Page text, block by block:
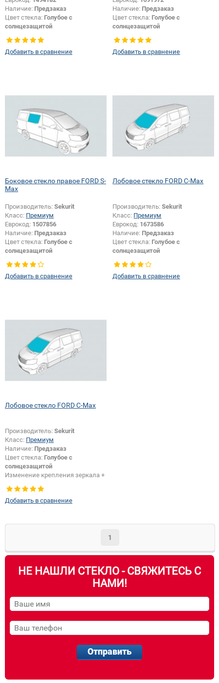
Наличие: Предзаказ
Цвет стекла: Голубое с
солнцезащитой
Тип кузова: Внедорожник
Тип стекла:Боковое стекло левое
Появление или изменение
Добавить в сравнение
Наличие: Предзаказ
Цвет стекла: Голубое с
солнцезащитой
Изменение крепления зеркала +
шелкографии:
Добавить в сравнение
Боковое стекло правое FORD S-
Max
Производитель: Sekurit
Класс: Премиум
Еврокод: 1507856
Наличие: Предзаказ
Цвет стекла: Голубое с
солнцезащитой
Тип стекла: Боковое стекло
правое
Добавить в сравнение
Лобовое стекло FORD C-Max
Производитель:Sekurit
Класс: Премиум
Еврокод: 1673586
Наличие: Предзаказ
Цвет стекла: Голубое с
солнцезащитой
Изменение крепления зеркала +
шелкографии:
Добавить в сравнение
Лобовое стекло FORD C-Max
Производитель: Sekurit
Класс: Премиум
Наличие: Предзаказ
Цвет стекла: Голубое с
солнцезащитой
Изменение крепления зеркала +
Добавить в сравнение
1
НЕ НАШЛИ СТЕКЛО - СВЯЖИТЕСЬ С
НАМИ!
Отправить